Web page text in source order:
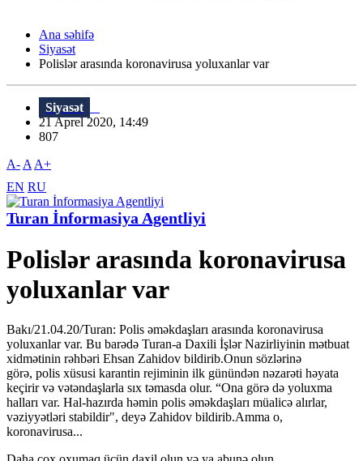
Ana səhifə
Siyasət
Polislər arasında koronavirusa yoluxanlar var
Siyasət
21 Aprel 2020, 14:49
807
A- A A+
EN RU
Turan İnformasiya Agentliyi
Polislər arasında koronavirusa
yoluxanlar var
Bakı/21.04.20/Turan: Polis əməkdaşları arasında koronavirusa
yoluxanlar var. Bu barədə Turan-a Daxili İşlər Nazirliyinin mətbuat
xidmətinin rəhbəri Ehsan Zahidov bildirib.Onun sözlərinə
görə, polis xüsusi karantin rejiminin ilk günündən nəzarəti həyata
keçirir və vətəndaşlarla sıx təmasda olur. “Ona görə də yoluxma
halları var. Hal-hazırda həmin polis əməkdaşları müalicə alırlar,
vəziyyətləri stabildir", deyə Zahidov bildirib.Amma o,
koronavirusa...